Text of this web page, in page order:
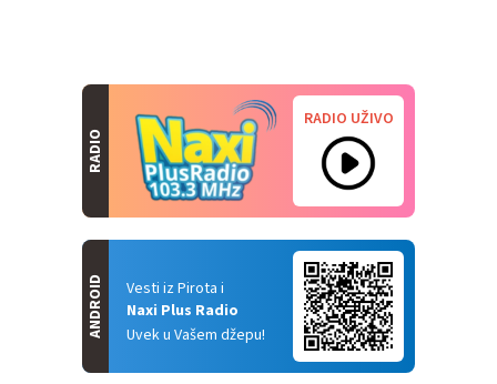
RADIO
RADIO UŽIVO
Vesti iz Pirota i
Naxi Plus Radio
Uvek u Vašem džepu!
ANDROID